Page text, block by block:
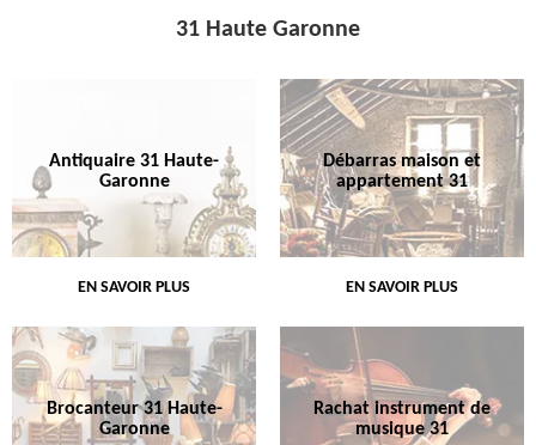
31 Haute Garonne
Antiquaire 31 Haute-
Garonne
EN SAVOIR PLUS
Débarras maison et
appartement 31
EN SAVOIR PLUS
Brocanteur 31 Haute-
Garonne
Rachat instrument de
musique 31